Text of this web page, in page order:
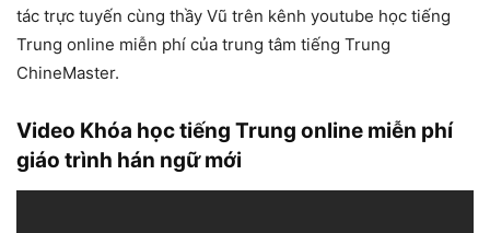
tác trực tuyến cùng thầy Vũ trên kênh youtube học tiếng
Trung online miễn phí của trung tâm tiếng Trung
ChineMaster.
Video Khóa học tiếng Trung online miễn phí
giáo trình hán ngữ mới